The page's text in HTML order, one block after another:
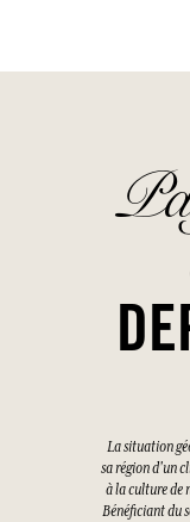
La situation
sa région d'un
à la culture de
Bénéficiant du